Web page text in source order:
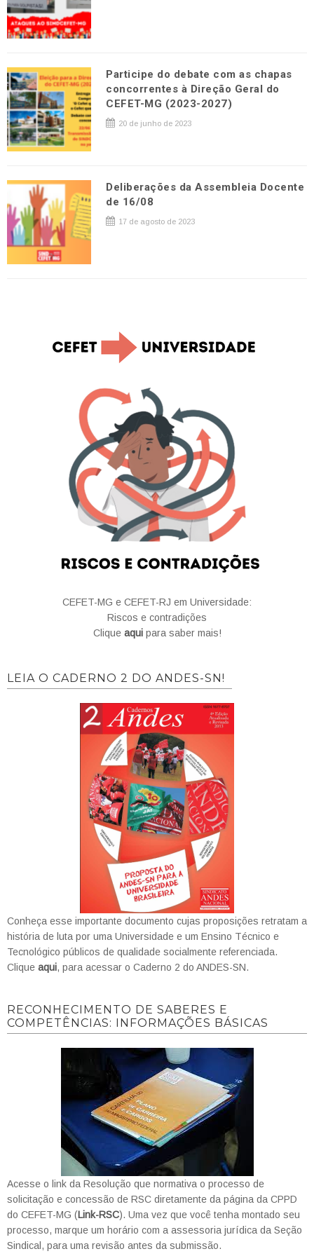
Participe do debate com as chapas
concorrentes à Direção Geral do
CEFET-MG (2023-2027)
20 de junho de 2023
Deliberações da Assembleia Docente
de 16/08
17 de agosto de 2023
CEFET-MG e CEFET-RJ em Universidade:
Riscos e contradições
Clique aquipara saber mais!
LEIA O CADERNO 2 DO ANDES-SN!
Conheça esse importante documento cujas proposições retratam a
história de luta por uma Universidade e um Ensino Técnico e
Tecnológico públicos de qualidade socialmente referenciada.
Clique aqui, para acessar o Caderno 2 do ANDES-SN.
RECONHECIMENTO DE SABERES E
COMPETÊNCIAS: INFORMAÇÕES BÁSICAS
Acesse o link da Resolução que normativa o processo de
solicitação e concessão de RSC diretamente da página da CPPD
do CEFET-MG (Link-RSC). Uma vez que você tenha montado seu
processo, marque um horário com a assessoria jurídica da Seção
Sindical, para uma revisão antes da submissão.